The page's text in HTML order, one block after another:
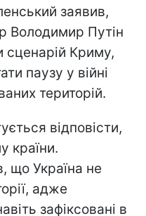
заявив,
Володимир Путін
сценарій Криму,
паузу у війні
територій.
відповісти,
країни.
що Україна не
адже
зафіксовані в